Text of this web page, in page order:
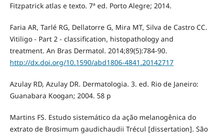
Fitzpatrick atlas e texto. 7ª ed. Porto Alegre; 2014.
Faria AR, Tarlé RG, Dellatorre G, Mira MT, Silva de Castro CC.
Vitiligo - Part 2 - classification, histopathology and
treatment. An Bras Dermatol. 2014;89(5):784-90.
http://dx.doi.org/10.1590/abd1806-4841.20142717
Azulay RD, Azulay DR. Dermatologia. 3. ed. Rio de Janeiro:
Guanabara Koogan; 2004. 58 p
Martins FS. Estudo sistemático da ação melanogênica do
extrato de Brosimum gaudichaudii Trécul [dissertation]. São